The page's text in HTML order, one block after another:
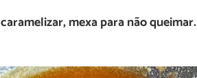
mexa para não queimar.